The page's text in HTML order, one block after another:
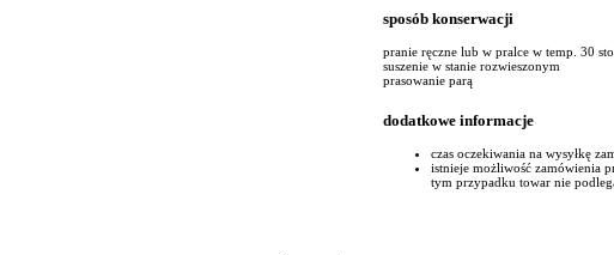
sposób konserwacji
pranie ręczne lub w pralce w temp. 30
suszenie w stanie rozwieszonym
prasowanie parą
dodatkowe informacje
czas oczekiwania na wysyłkę
istnieje możliwość zamówienia
tym przypadku towar nie